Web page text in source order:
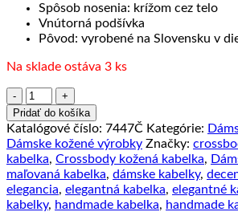
Spôsob nosenia: krížom cez telo
Vnútorná podšívka
Pôvod: vyrobené na Slovensku v
Na sklade ostáva 3 ks
množstvo
Crossbody
kožená
kabelka,
čierna,
uzatváranie
-
magnet
Pridať do košíka
Katalógové číslo: 7447Č Kategórie:
Dámske kožené výrobky Značky:
kabelka, Crossbody kožená kabelka,
maľovaná kabelka, dámske kabelky,
elegancia, elegantná kabelka, elegantné
kabelky, handmade kabelka, handmade